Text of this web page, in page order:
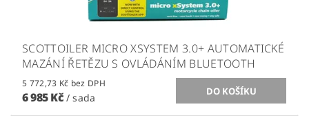
SCOTTOILER MICRO XSYSTEM 3.0+ AUTOMATICKÉ
MAZÁNÍ ŘETĚZU S OVLÁDÁNÍM BLUETOOTH
5 772,73 Kč bez DPH
6 985 Kč / sada